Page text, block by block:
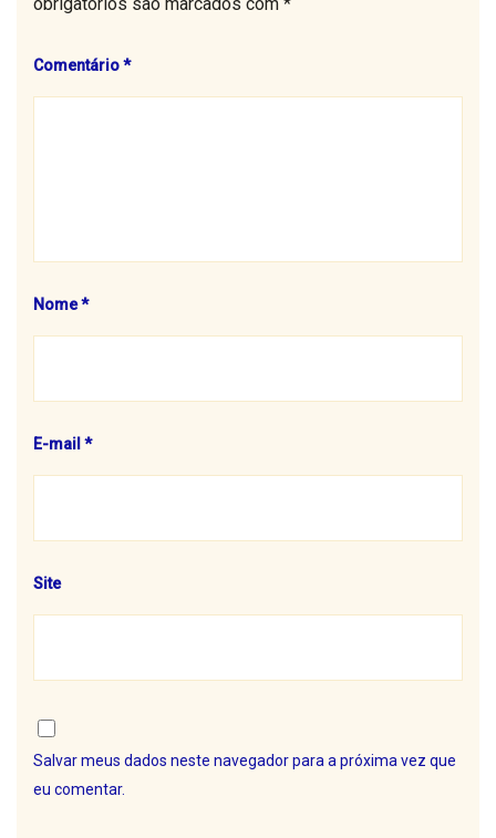
Comentário*
Nome*
E-mail *
Site
Salvar meus dados neste navegador para a próxima vez que
eu comentar.